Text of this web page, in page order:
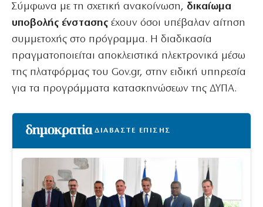
Σύμφωνα με τη σχετική ανακοίνωση, δικαίωμα
υποβολής ένστασης έχουν όσοι υπέβαλαν αίτηση
συμμετοχής στο πρόγραμμα. Η διαδικασία
πραγματοποιείται αποκλειστικά ηλεκτρονικά μέσω
της πλατφόρμας του Gov.gr, στην ειδική υπηρεσία
για τα προγράμματα κατασκηνώσεων της ΔΥΠΑ.
ΔΙΑΒΑΣΤΕ ΕΠΙΣΗΣ